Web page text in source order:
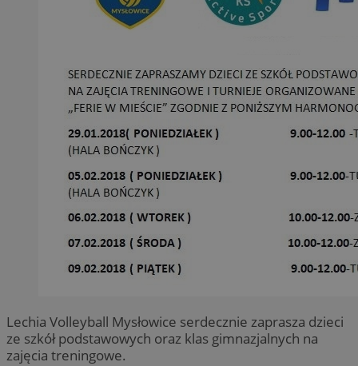
Lechia Volleyball Mysłowice serdecznie zaprasza dzieci
ze szkół podstawowych oraz klas gimnazjalnych na
zajęcia treningowe.